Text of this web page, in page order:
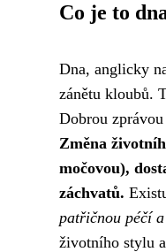
Co je to
Dna, anglicky
zánětu kloubů.
Dobrou
Změna
močovou),
záchvatů.
patřičnou péčí
životního stylu